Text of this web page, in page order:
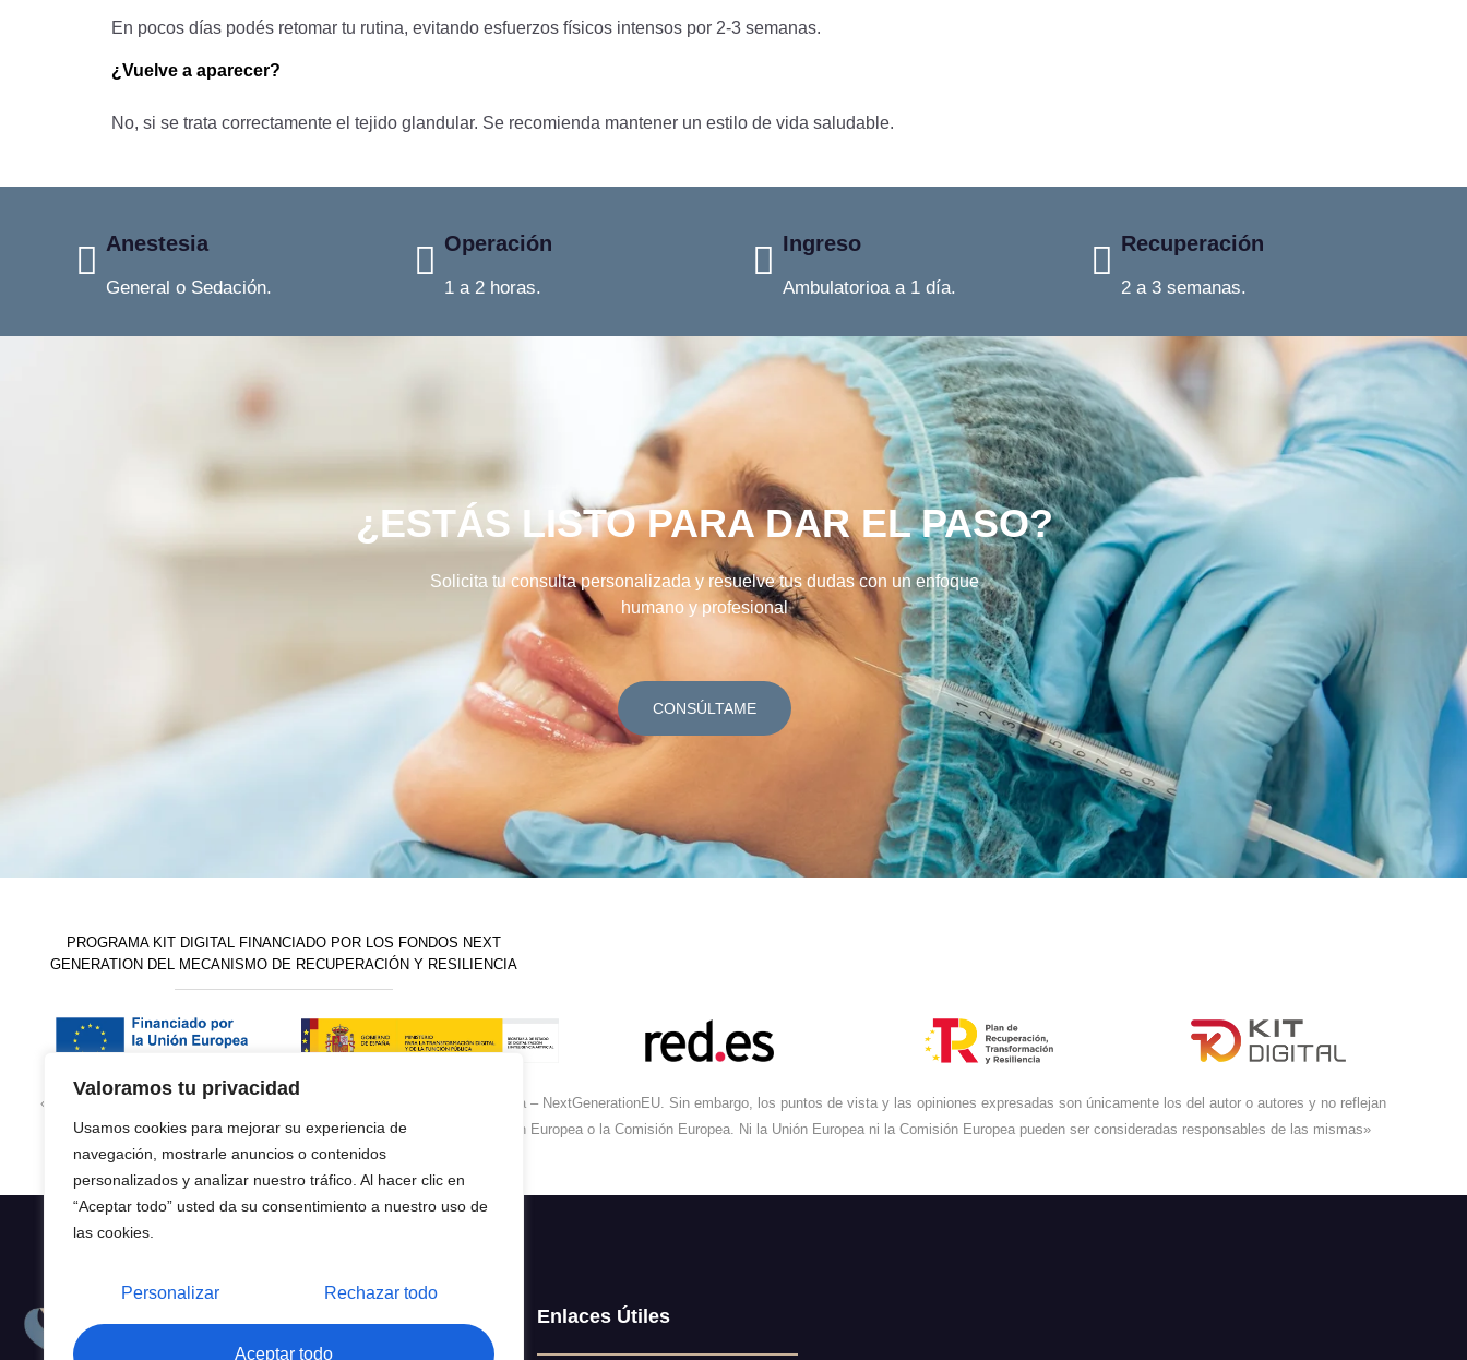
Valoramos tu privacidad
Usamos cookies para mejorar su experiencia de
navegación, mostrarle anuncios o contenidos
personalizados y analizar nuestro tráfico. Al hacer clic en
“Aceptar todo” usted da su consentimiento a nuestro uso de
las cookies.
Personalizar Rechazar todo
Aceptar todo
En pocos días podés retomar tu rutina, evitando esfuerzos físicos intensos por 2-3 semanas.
¿Vuelve a aparecer?
No, si se trata correctamente el tejido glandular. Se recomienda mantener un estilo de vida saludable.
Anestesia
General o Sedación.
Operación
1 a 2 horas.
Ingreso
Ambulatorioa a 1 día.
Recuperación
2 a 3 semanas.
¿ESTÁS LISTO PARA DAR EL PASO?
Solicita tu consulta personalizada y resuelve tus dudas con un enfoque
humano y profesional
CONSÚLTAME
PROGRAMA KIT DIGITAL FINANCIADO POR LOS FONDOS NEXT
GENERATION DEL MECANISMO DE RECUPERACIÓN Y RESILIENCIA
«financiado por la Unión Europea –
NextGenerationEU»
«Financiado por la Unión Europea – NextGenerationEU. Sin embargo, los puntos de vista y las opiniones expresadas son únicamente los del autor o autores y no reflejan
necesariamente los de la Unión Europea o la Comisión Europea. Ni la Unión Europea ni la Comisión Europea pueden ser consideradas responsables de las mismas»
Enlaces Útiles